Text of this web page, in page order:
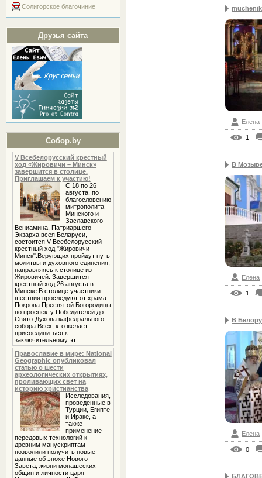
Солигорское благочиние
Друзья сайта
Собор.by
V Всебелорусский крестный
ход «Жировичи – Минск»
завершится в столице.
Приглашаем к участию!
С 18 по 26
августа, по
благословению
митрополита
Минского и
Заславского
Вениамина, Патриаршего
Экзарха всея Беларуси,
состоится V Всебелорусский
крестный ход "Жировичи –
Минск".Верующих пройдут путь
молитвы и духовного единения,
направляясь к столице из
Жировичей. Завершится
крестный ход 26 августа в
Минске.В столице участники
шествия проследуют от храма
Покрова Пресвятой Богородицы
по проспекту Победителей до
Свято-Духова кафедрального
собора.Всех, кто желает
присоединиться к
заключительному эт...
Православие в мире: National
Geographic опубликовал
статью о шести
археологических открытиях,
проливающих свет на
историю христианства
Исследования,
проведенные в
Турции, Египте
и Ираке, а
также
применение
передовых технологий к
древним манускриптам
позволили получить новые
данные об эпохе Нового
Завета, жизни монашеских
общин и личности царя
Елена
1
В
Елена
1
В
Елена
0